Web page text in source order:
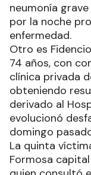
neumonía
por la noche
enfermedad.
Otro es
74 años, con
clínica privada
obteniendo
derivado al
evolucionó
domingo
La quinta
Formosa